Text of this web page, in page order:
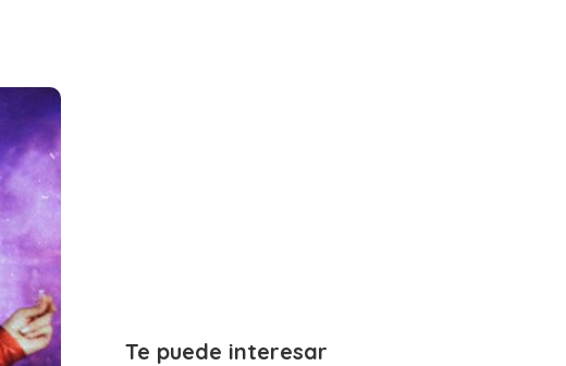
Te puede interesar